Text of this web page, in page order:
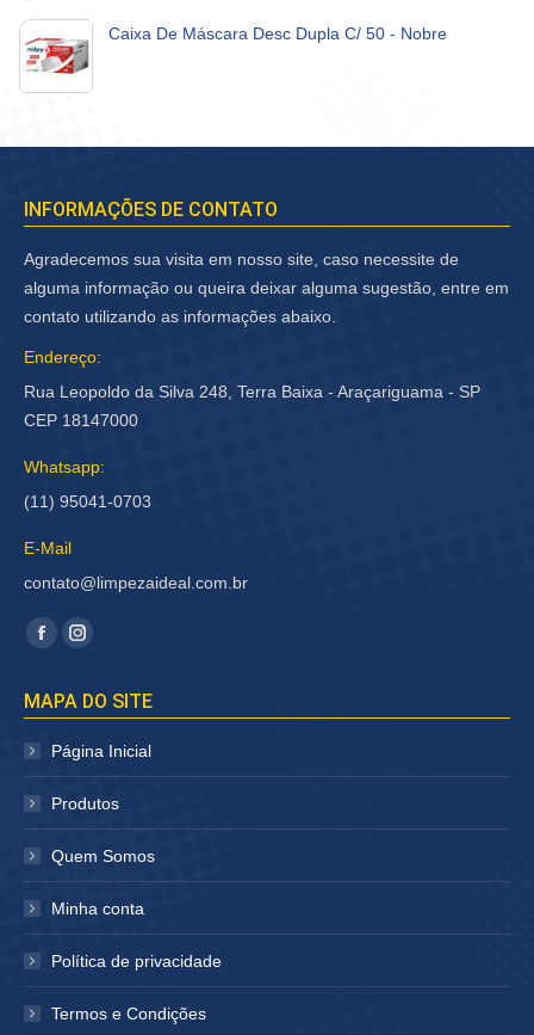
Caixa De Máscara Desc Dupla C/ 50 - Nobre
INFORMAÇÕES DE CONTATO
Agradecemos sua visita em nosso site, caso necessite de
alguma informação ou queira deixar alguma sugestão, entre em
contato utilizando as informações abaixo.
Endereço:
Rua Leopoldo da Silva 248, Terra Baixa - Araçariguama - SP
CEP 18147000
Whatsapp:
(11) 95041-0703
E-Mail
contato@limpezaideal.com.br
Encontre-nos em:
Facebook
abre
em
janela
Instagram
abre
janela
MAPA DO SITE
Página Inicial
Produtos
Quem Somos
Minha conta
Política de privacidade
Termos e Condições